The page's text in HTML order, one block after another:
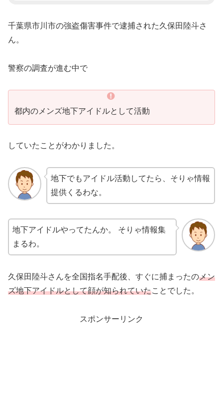
千葉県市川市の強盗傷害事件で逮捕された久保田陸斗さ
ん。
警察の調査が進む中で
都内のメンズ地下アイドルとして活動
していたことがわかりました。
地下でもアイドル活動してたら、そりゃ情報
提供くるわな。
地下アイドルやってたんか。 そりゃ情報集
まるわ。
久保田陸斗さんを全国指名手配後、すぐに捕まったのメン
ズ地下アイドルとして顔が知られていたことでした。
スポンサーリンク